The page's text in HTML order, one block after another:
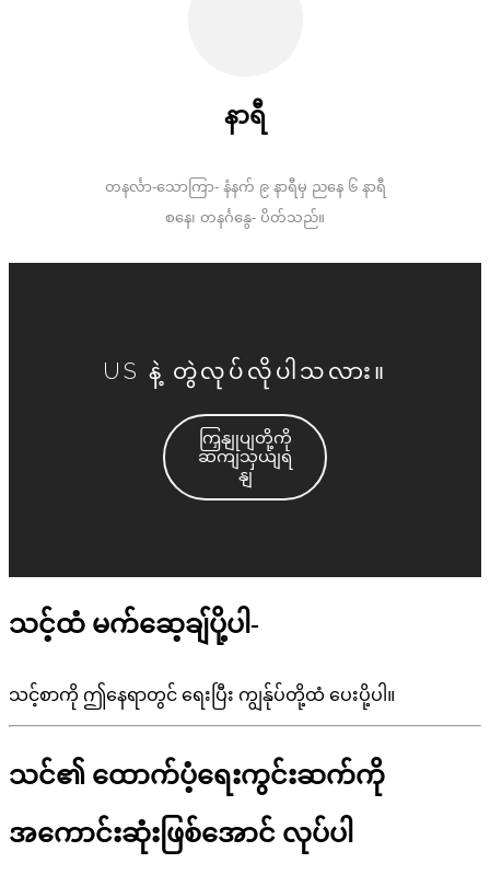
နာရီ
တနင်္လာ-သောကြာ- နံနက် ၉ နာရီမှ ညနေ ၆ နာရီ
စနေ၊ တနင်္ဂနွေ- ပိတ်သည်။
US နဲ့ တွဲလုပ်လိုပါသလား။
ကြှနျုပျတို့ကို
ဆကျသှယျရ
နျ
သင့်ထံ မက်ဆေ့ချ်ပို့ပါ-
သင့်စာကို ဤနေရာတွင် ရေးပြီး ကျွန်ုပ်တို့ထံ ပေးပို့ပါ။
သင်၏ ထောက်ပံ့ရေးကွင်းဆက်ကို
အကောင်းဆုံးဖြစ်အောင် လုပ်ပါ